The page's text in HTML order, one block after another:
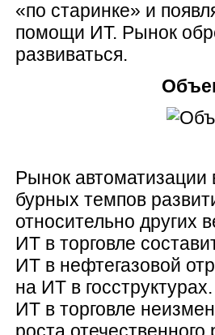
«по старинке» и
помощи ИТ. Рынок
развиваться.
Рынок автоматизации
бурных темпов
относительно других
ИТ в торговле
ИТ в нефтегазовой
на ИТ в
ИТ в торговле